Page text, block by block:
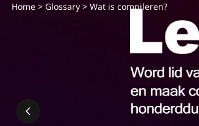
e
Home> Glossary> Wat is compileren?